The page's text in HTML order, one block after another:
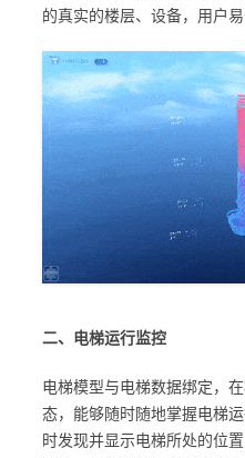
的真实的楼层、设备，用户易
二、电梯运行监控
电梯模型与电梯数据绑定，
态，能够随时随地掌握电梯
时发现并显示电梯所处的位